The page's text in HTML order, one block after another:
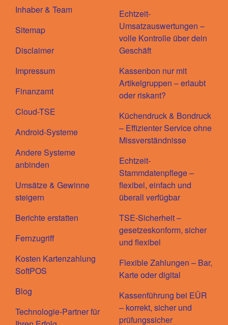
Inhaber & Team
Sitemap
Disclaimer
Impressum
Finanzamt
Cloud-TSE
Android-Systeme
Andere Systeme
anbinden
Umsätze & Gewinne
steigern
Berichte erstatten
Fernzugriff
Kosten Kartenzahlung
SoftPOS
Blog
Technologie-Partner für
Echtzeit-
Umsatzauswertungen –
volle Kontrolle über dein
Geschäft
Kassenbon nur mit
Artikelgruppen – erlaubt
oder riskant?
Küchendruck & Bondruck
– Effizienter Service ohne
Missverständnisse
Echtzeit-
Stammdatenpflege –
flexibel, einfach und
überall verfügbar
TSE-Sicherheit –
gesetzeskonform, sicher
und flexibel
Flexible Zahlungen – Bar,
Karte oder digital
Kassenführung bei EÜR
– korrekt, sicher und
prüfungssicher